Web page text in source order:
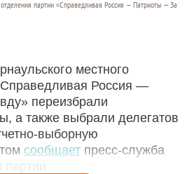
партии «Справедливая Россия — Патриоты — За
местного
Россия —
переизбрали
а также выбрали делегатов
выборную
сообщает пресс-служба